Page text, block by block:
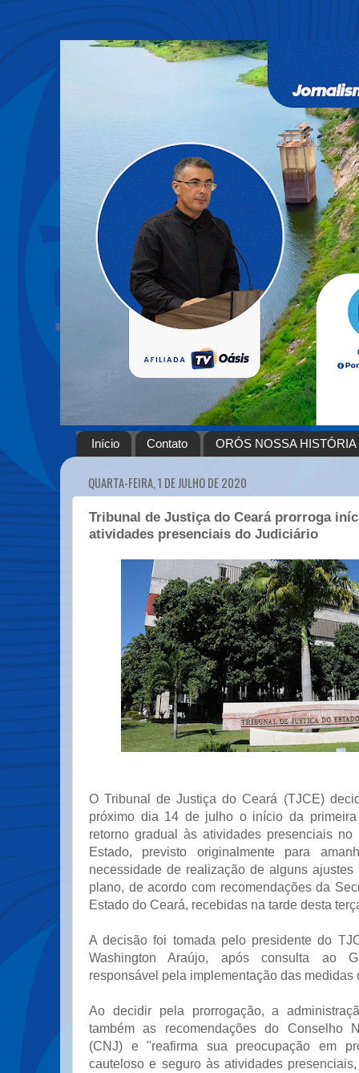
Início Contato ORÓS NOSSA HISTÓRIA
QUARTA-FEIRA, 1 DE JULHO DE 2020
Tribunal de Justiça do Ceará prorroga
atividades presenciais do Judiciário
O Tribunal de Justiça do Ceará (TJCE)
próximo dia 14 de julho o início da
retorno gradual às atividades presenciais
Estado, previsto originalmente para
necessidade de realização de alguns
plano, de acordo com recomendações da
Estado do Ceará, recebidas na tarde desta
A decisão foi tomada pelo presidente do
Washington Araújo, após consulta ao
responsável pela implementação das medidas
Ao decidir pela prorrogação, a
também as recomendações do Conselho
(CNJ) e "reafirma sua preocupação em
cauteloso e seguro às atividades